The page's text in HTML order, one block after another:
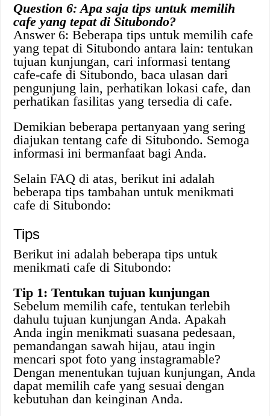
Question 6: Apa saja tips untuk memilih
cafe yang tepat di Situbondo?
Answer 6: Beberapa tips untuk memilih cafe
yang tepat di Situbondo antara lain: tentukan
tujuan kunjungan, cari informasi tentang
cafe-cafe di Situbondo, baca ulasan dari
pengunjung lain, perhatikan lokasi cafe, dan
perhatikan fasilitas yang tersedia di cafe.
Demikian beberapa pertanyaan yang sering
diajukan tentang cafe di Situbondo. Semoga
informasi ini bermanfaat bagi Anda.
Selain FAQ di atas, berikut ini adalah
beberapa tips tambahan untuk menikmati
cafe di Situbondo:
Tips
Berikut ini adalah beberapa tips untuk
menikmati cafe di Situbondo:
Tip 1: Tentukan tujuan kunjungan
Sebelum memilih cafe, tentukan terlebih
dahulu tujuan kunjungan Anda. Apakah
Anda ingin menikmati suasana pedesaan,
pemandangan sawah hijau, atau ingin
mencari spot foto yang instagramable?
Dengan menentukan tujuan kunjungan, Anda
dapat memilih cafe yang sesuai dengan
kebutuhan dan keinginan Anda.